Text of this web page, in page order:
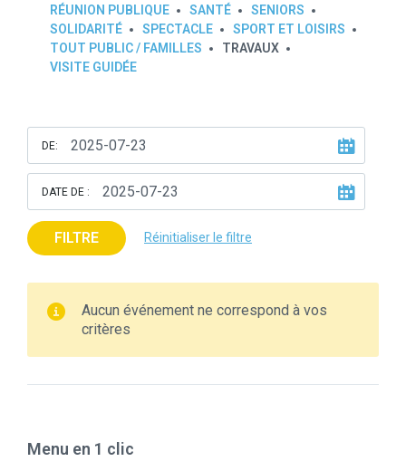
RÉUNION PUBLIQUE
SANTÉ
SENIORS
SOLIDARITÉ
SPECTACLE
SPORT ET LOISIRS
TOUT PUBLIC / FAMILLES
TRAVAUX
VISITE GUIDÉE
DE:
DATE DE :
FILTRE Réinitialiser le filtre
Aucun événement ne correspond à vos
critères
Menu en 1 clic